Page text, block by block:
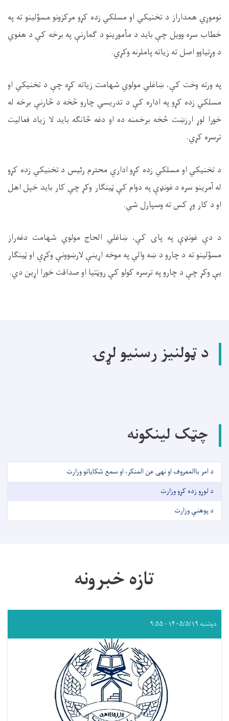
نوموړي همداراز د تخنیکي او مسلکي زده کړو مرکزونو مسؤلینو ته په
خطاب سره وویل چې باید د مأمورینو د ګمارنې په برخه کې د هغوي
د وړتیاوو اصل ته زیاته پاملرنه وکړي.
په ورته وخت کې، ښاغلي مولوي شهامت زیاته کړه چې د تخنیکي او
مسلکي زده کړو په اداره کې د تدریسي چارو څخه د څارنې برخه له
خورا لوړ ارزښت څخه برخمنه ده او دغه څانګه باید لا زیاد فعالیت
ترسره کړي.
د تخنیکي او مسلکي زده کړو ادارې محترم رئیس د تخنیکي زده کړو
له آمرینو سره د غونډې په دوام کې ټینګار وکړ چې کار باید خپل اهل
او د کار وړ کس ته وسپارل شي.
د دې غونډې په پای کې، ښاغلي الحاج مولوي شهامت دغه‌راز
مسؤلینو ته د چارو د ښه والي په موخه اړینې لارښوونې وکړې او ټینګار
یې وکړ چې د چارو په ترسره کولو کې روڼتیا او صداقت خورا اړین دي.
د ټولنیز رسنیو لړۍ
چټک لینکونه
د امر باالمعروف او نهی عن المنکر، او سمع شکایاتو وزارت
د لوړو زده کړو وزارت
د پوهنې وزارت
تازه خبرونه
دوشنبه ۱۴۰۵/۵/۱۹ - ۹:۵۵